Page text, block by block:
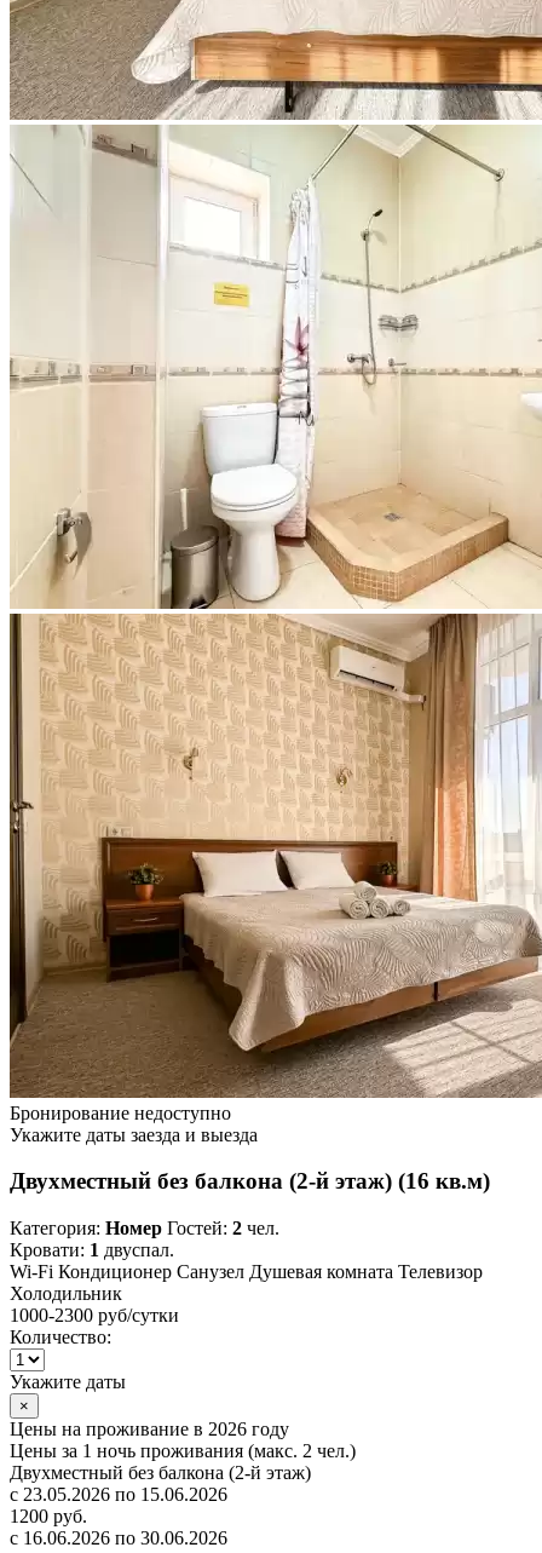
Бронирование недоступно
Укажите даты заезда и выезда
Двухместный без балкона (2-й этаж) (16 кв.м)
Категория: Номер Гостей: 2 чел.
Кровати: 1 двуспал.
Wi-Fi Кондиционер Санузел Душевая комната Телевизор
Холодильник
1000-2300 руб/сутки
Количество:
Укажите даты
×
Цены на проживание в 2026 году
Цены за 1 ночь проживания (макс. 2 чел.)
Двухместный без балкона (2-й этаж)
с 23.05.2026 по 15.06.2026
1200 руб.
с 16.06.2026 по 30.06.2026